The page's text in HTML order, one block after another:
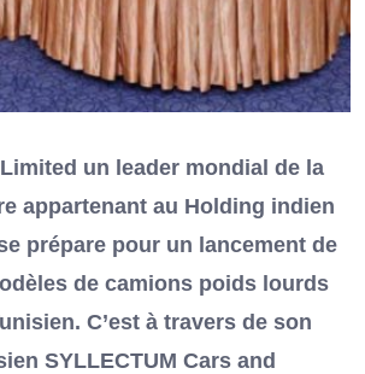
un leader mondial de la
appartenant au Holding indien
prépare pour un lancement de
de camions poids lourds
C’est à travers de son
SYLLECTUM Cars and